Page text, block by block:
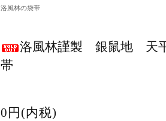
洛風林の袋帯
洛風林謹製 銀鼠地 天
帯
0円(内税)